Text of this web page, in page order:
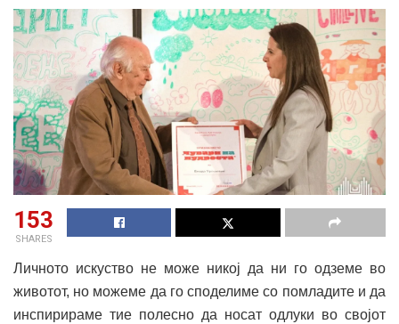
153
SHARES
Личното искуство не може никој да ни го одземе во
животот, но можеме да го споделиме со помладите и да
инспирираме тие полесно да носат одлуки во својот